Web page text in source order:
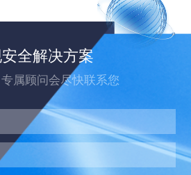
全解决方案
属顾问会尽快联系您